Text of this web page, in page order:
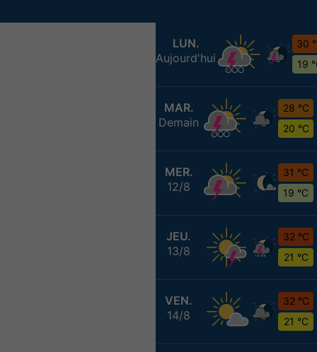
LUN.
Aujourd'hui
30
19
MAR.
Demain
28 °C
20 °C
MER.
12/8
31 °C
19 °C
JEU.
13/8
32 °C
21 °C
VEN.
14/8
32 °C
21 °C